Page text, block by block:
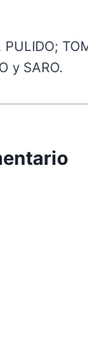
PULIDO;
y SARO.